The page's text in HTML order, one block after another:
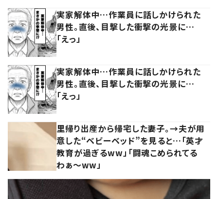
実家解体中…作業員に話しかけられた
男性。直後、目撃した衝撃の光景に…
「えっ」
実家解体中…作業員に話しかけられた
男性。直後、目撃した衝撃の光景に…
「えっ」
里帰り出産から帰宅した妻子。→夫が用
意した“ベビーベッド”を見ると…「英才
教育が過ぎるww」「闘魂こめられてる
わぁ～ww」